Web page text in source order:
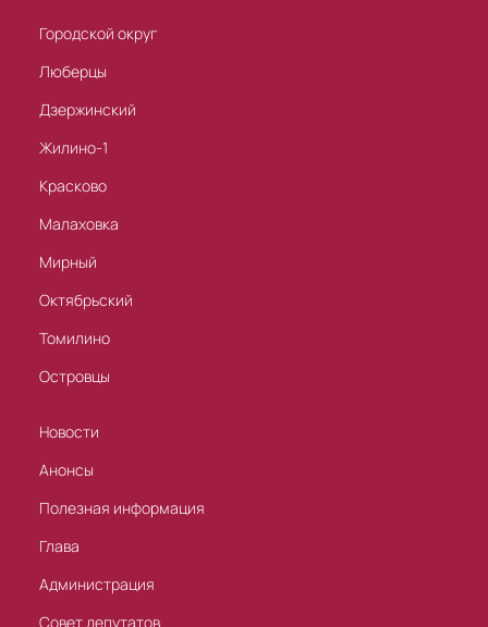
Городской округ
Люберцы
Дзержинский
Жилино-1
Красково
Малаховка
Мирный
Октябрьский
Томилино
Островцы
Новости
Анонсы
Полезная информация
Глава
Администрация
Совет депутатов